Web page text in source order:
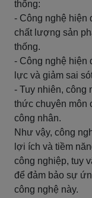
thống:
- Công nghệ hiện
chất lượng sản
thống.
- Công nghệ hiện
lực và giảm sai
- Tuy nhiên, công
thức chuyên môn
công nhân.
Như vậy, công
lợi ích và tiềm
công nghiệp, tuy
để đảm bảo sự
công nghệ này.